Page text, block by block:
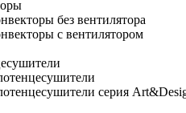
без вентилятора
с вентилятором
серия